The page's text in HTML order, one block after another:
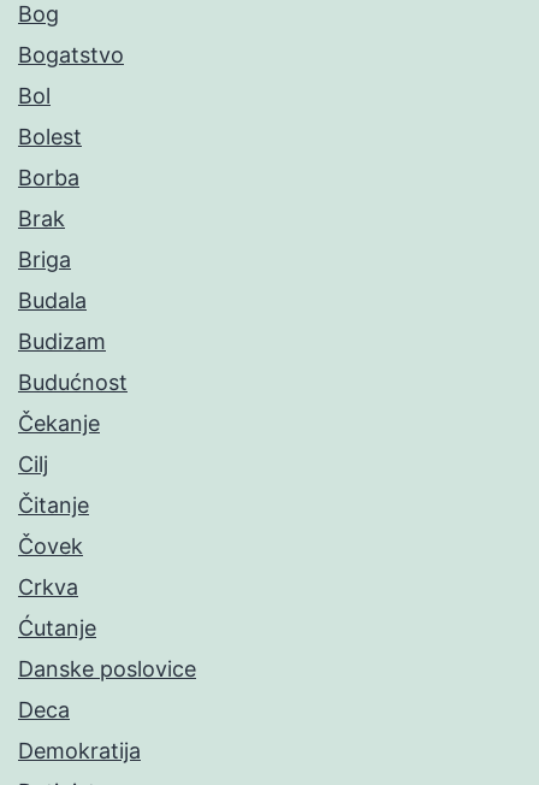
Bog
Bogatstvo
Bol
Bolest
Borba
Brak
Briga
Budala
Budizam
Budućnost
Čekanje
Cilj
Čitanje
Čovek
Crkva
Ćutanje
Danske poslovice
Deca
Demokratija